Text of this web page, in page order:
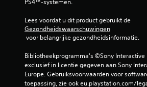
Lees voordat u dit product gebruikt de
Gezondheidswaarschuwingen
voor belangrijke gezondheidsinformatie.
Bibliotheekprogramma's ©Sony Interactive
exclusief in licentie gegeven aan Sony
Europe. Gebruiksvoorwaarden voor
toepassing, zie ook eu.playstation.com/